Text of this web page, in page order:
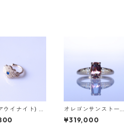
ウイナイト) イ
（プラ
オレゴンサンストーン
＆ダイヤK18リング FA
TA(ファタ）[F023]
¥319,000